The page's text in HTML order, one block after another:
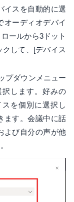
イスを自動的に選
オーディオデバイ
ールから3ドット
クして、[デバイス
プダウンメニュー
します。好みの
を個別に選択し
ます。会議中に話
よび自分の声が他